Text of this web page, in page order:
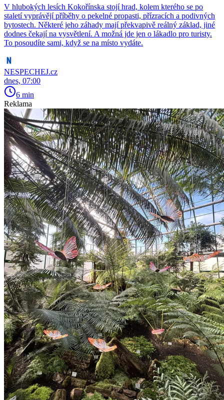
V hlubokých lesích Kokořínska stojí hrad, kolem kterého se po
staletí vyprávějí příběhy o pekelné propasti, přízracích a podivných
bytostech. Některé jeho záhady mají překvapivě reálný základ, jiné
dodnes čekají na vysvětlení. A možná jde jen o lákadlo pro turisty.
To posoudíte sami, když se na místo vydáte.
NESPECHEJ.cz
dnes, 07:00
6 min
Reklama